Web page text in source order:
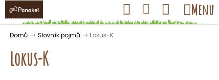
Přejít
obsah
Hledat Přihlášení
Nákupní
košík
Menu
Domů Slovník pojmů Lokus-K
Lokus-K
K
o Zpět
Zpět